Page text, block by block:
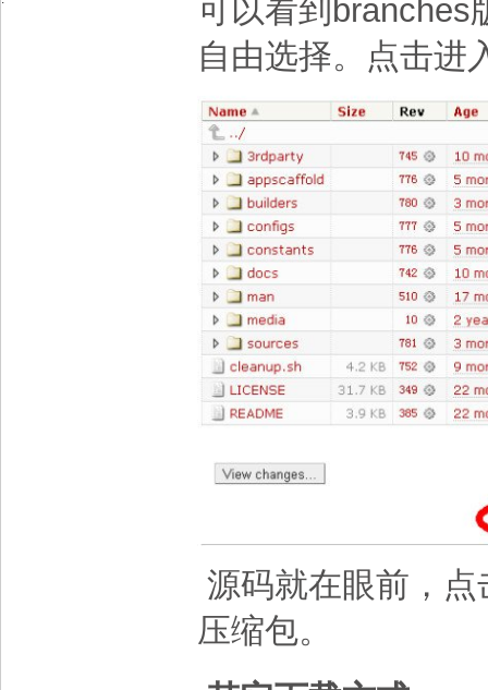
可以看到branches
自由选择。点击进
源码就在眼前，
压缩包。